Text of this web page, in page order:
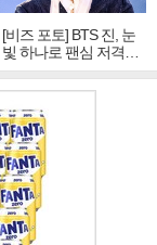
[비즈 포토] BTS 진, 눈
빛 하나로 팬심 저격…
독보적 카리스마